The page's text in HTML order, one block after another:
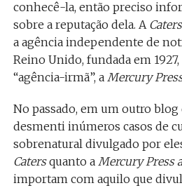
conhecê-la, então preciso
sobre a reputação dela. A Caters
a agência independente de
Reino Unido, fundada em
“agência-irmã”, a Mercury
No passado, em um outro blog
desmenti inúmeros casos de
sobrenatural divulgado por
Catersquanto a Mercury Press
importam com aquilo que